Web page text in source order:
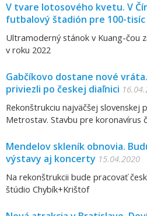
V tvare lotosového kvetu. V
futbalový štadión pre 100-
Ultramoderný stánok v Kuang-čou
v roku 2022
Gabčíkovo dostane nové
priviezli po českej diaľnici
Rekonštrukciu najväčšej slovenskej
Metrostav. Stavbu pre koronavírus
Mendelov skleník obnovia.
výstavy aj koncerty 15.04.2020
Na rekonštrukcii bude pracovať
štúdio Chybík+Krištof